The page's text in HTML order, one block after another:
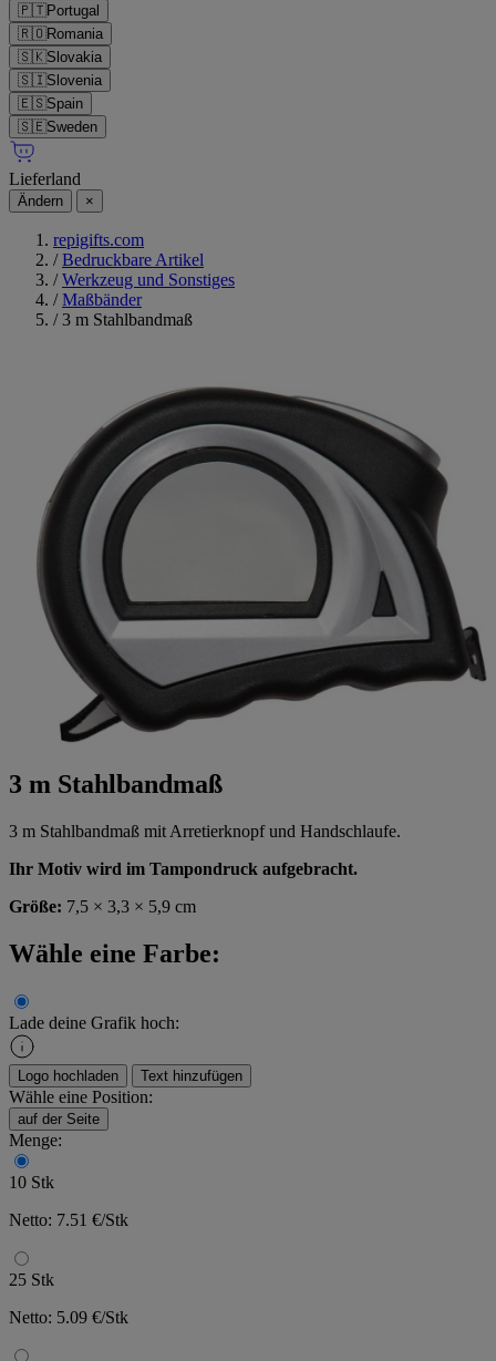
🇵🇹Portugal
🇷🇴Romania
🇸🇰Slovakia
🇸🇮Slovenia
🇪🇸Spain
🇸🇪Sweden
Lieferland
Ändern ×
repigifts.com
/ Bedruckbare Artikel
/ Werkzeug und Sonstiges
/ Maßbänder
/ 3 m Stahlbandmaß
3 m Stahlbandmaß
3 m Stahlbandmaß mit Arretierknopf und Handschlaufe.
Ihr Motiv wird im Tampondruck aufgebracht.
Größe: 7,5 × 3,3 × 5,9 cm
Wähle eine Farbe:
Lade deine Grafik hoch:
Logo hochladen Text hinzufügen
Wähle eine Position:
auf der Seite
Menge:
10 Stk
Netto: 7.51 €/Stk
25 Stk
Netto: 5.09 €/Stk